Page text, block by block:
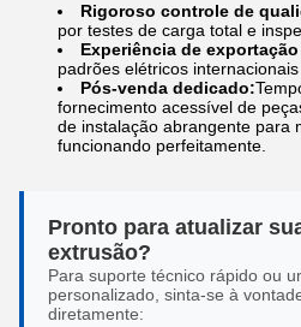
Rigoroso controle de
por testes de carga total e
Experiência de
padrões elétricos
Pós-venda dedicado:
fornecimento acessível de
de instalação abrangente para
funcionando perfeitamente.
Pronto para atualizar
extrusão?
Para suporte técnico rápido ou
personalizado, sinta-se à
diretamente: